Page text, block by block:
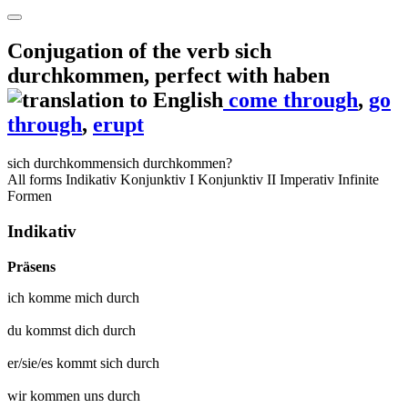
Conjugation of the verb sich
durchkommen, perfect with haben
come through, go
through, erupt
sich durchkommensich durchkommen?
All forms Indikativ Konjunktiv I Konjunktiv II Imperativ Infinite
Formen
Indikativ
Präsens
ich komme mich durch
du kommst dich durch
er/sie/es kommt sich durch
wirkommen uns durch